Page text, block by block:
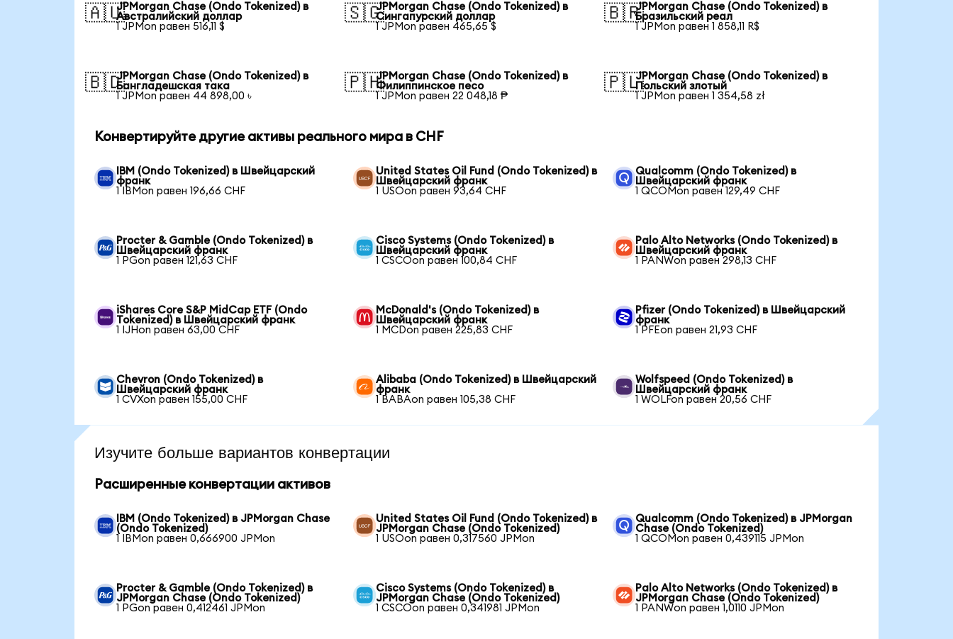
🇦🇺JPMorgan Chase (Ondo Tokenized) в
Австралийский доллар
1 JPMon равен 516,11 $
🇸🇬JPMorgan Chase (Ondo Tokenized) в
Сингапурский доллар
1 JPMon равен 465,65 $
🇧🇷JPMorgan Chase (Ondo Tokenized) в
Бразильский реал
1 JPMon равен 1 858,11 R$
🇧🇩JPMorgan Chase (Ondo Tokenized) в
Бангладешская така
1 JPMon равен 44 898,00 ৳
🇵🇭JPMorgan Chase (Ondo Tokenized) в
Филиппинское песо
1 JPMon равен 22 048,18 ₱
🇵🇱JPMorgan Chase (Ondo Tokenized) в
Польский злотый
1 JPMon равен 1 354,58 zł
Конвертируйте другие активы реального мира в CHF
IBM (Ondo Tokenized) в Швейцарский
франк
1 IBMon равен 196,66 CHF
United States Oil Fund (Ondo Tokenized) в
Швейцарский франк
1 USOon равен 93,64 CHF
Qualcomm (Ondo Tokenized) в
Швейцарский франк
1 QCOMon равен 129,49 CHF
Procter & Gamble (Ondo Tokenized) в
Швейцарский франк
1 PGon равен 121,63 CHF
Cisco Systems (Ondo Tokenized) в
Швейцарский франк
1 CSCOon равен 100,84 CHF
Palo Alto Networks (Ondo Tokenized) в
Швейцарский франк
1 PANWon равен 298,13 CHF
iShares Core S&P MidCap ETF (Ondo
Tokenized) в Швейцарский франк
1 IJHon равен 63,00 CHF
McDonald's (Ondo Tokenized) в
Швейцарский франк
1 MCDon равен 225,83 CHF
Pfizer (Ondo Tokenized) в Швейцарский
франк
1 PFEon равен 21,93 CHF
Chevron (Ondo Tokenized) в
Швейцарский франк
1 CVXon равен 155,00 CHF
Alibaba (Ondo Tokenized) в Швейцарский
франк
1 BABAon равен 105,38 CHF
Wolfspeed (Ondo Tokenized) в
Швейцарский франк
1 WOLFon равен 20,56 CHF
Изучите больше вариантов конвертации
Расширенные конвертации активов
IBM (Ondo Tokenized) в JPMorgan Chase
(Ondo Tokenized)
1 IBMon равен 0,666900 JPMon
United States Oil Fund (Ondo Tokenized) в
JPMorgan Chase (Ondo Tokenized)
1 USOon равен 0,317560 JPMon
Qualcomm (Ondo Tokenized) в JPMorgan
Chase (Ondo Tokenized)
1 QCOMon равен 0,439115 JPMon
Procter & Gamble (Ondo Tokenized) в
JPMorgan Chase (Ondo Tokenized)
1 PGon равен 0,412461 JPMon
Cisco Systems (Ondo Tokenized) в
JPMorgan Chase (Ondo Tokenized)
1 CSCOon равен 0,341981 JPMon
Palo Alto Networks (Ondo Tokenized) в
JPMorgan Chase (Ondo Tokenized)
1 PANWon равен 1,0110 JPMon